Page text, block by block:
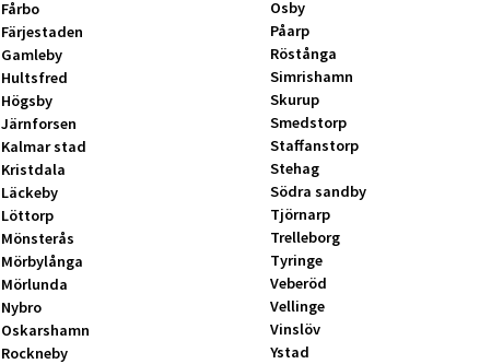
Fårbo
Färjestaden
Gamleby
Hultsfred
Högsby
Järnforsen
Kalmar stad
Kristdala
Läckeby
Löttorp
Mönsterås
Mörbylånga
Mörlunda
Nybro
Oskarshamn
Rockneby
Osby
Påarp
Röstånga
Simrishamn
Skurup
Smedstorp
Staffanstorp
Stehag
Södra sandby
Tjörnarp
Trelleborg
Tyringe
Veberöd
Vellinge
Vinslöv
Ystad